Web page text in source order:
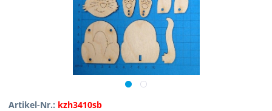
Artikel-Nr.: kzh3410sb